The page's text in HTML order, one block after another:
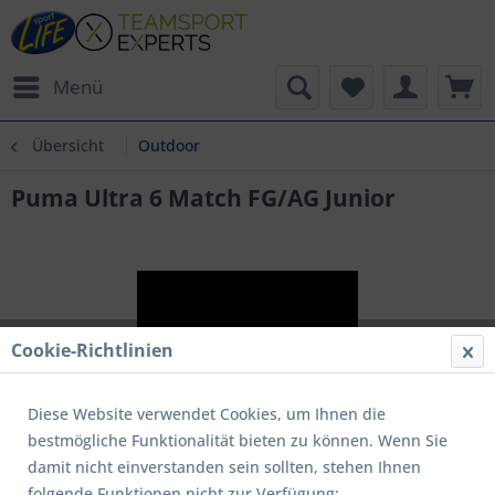
Menü
Übersicht Outdoor
Puma Ultra 6 Match FG/AG Junior
Cookie-Richtlinien
Diese Website verwendet Cookies, um Ihnen die
bestmögliche Funktionalität bieten zu können. Wenn Sie
damit nicht einverstanden sein sollten, stehen Ihnen